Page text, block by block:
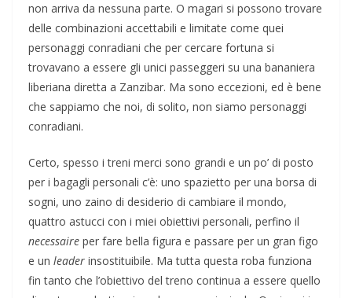
non arriva da nessuna parte. O magari si possono trovare
delle combinazioni accettabili e limitate come quei
personaggi conradiani che per cercare fortuna si
trovavano a essere gli unici passeggeri su una bananiera
liberiana diretta a Zanzibar. Ma sono eccezioni, ed è bene
che sappiamo che noi, di solito, non siamo personaggi
conradiani.
Certo, spesso i treni merci sono grandi e un po’ di posto
per i bagagli personali c’è: uno spazietto per una borsa di
sogni, uno zaino di desiderio di cambiare il mondo,
quattro astucci con i miei obiettivi personali, perfino il
necessaire per fare bella figura e passare per un gran figo
e un leader insostituibile. Ma tutta questa roba funziona
fin tanto che l’obiettivo del treno continua a essere quello